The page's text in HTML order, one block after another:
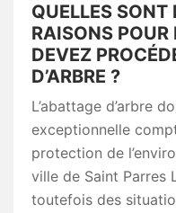
QUELLES SONT
RAISONS POUR
DEVEZ
D’ARBRE ?
L’abattage d’arbre
exceptionnelle
protection de
ville de Saint Parres
toutefois des